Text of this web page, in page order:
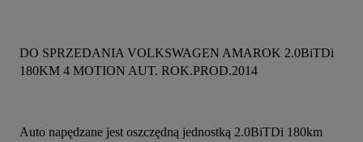
DO SPRZEDANIA VOLKSWAGEN AMAROK 2.0BiTDi
180KM 4 MOTION AUT. ROK.PROD.2014
Auto napędzane jest oszczędną jednostką 2.0BiTDi 180km